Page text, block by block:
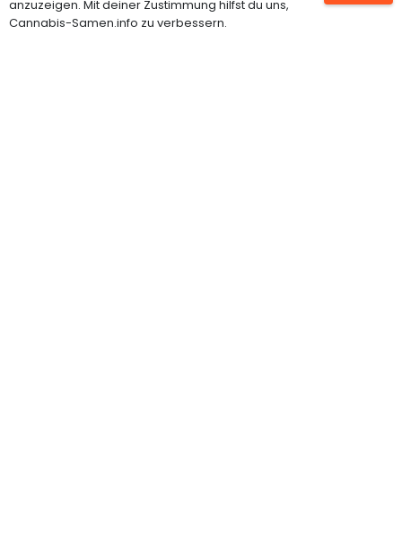
Über uns
anzuzeigen. Mit deiner Zustimmung hilfst du uns,
Cannabis-Samen.info zu verbessern.